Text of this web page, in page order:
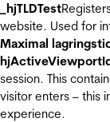
_hjTLDTest
website. Used for
Maximal
session. This
visitor enters – this
experience.